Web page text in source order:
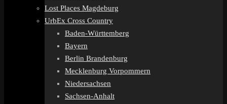
Lost Places Magdeburg
UrbEx Cross Country
Baden-Württemberg
Bayern
Berlin Brandenburg
Mecklenburg Vorpommern
Niedersachsen
Sachsen-Anhalt